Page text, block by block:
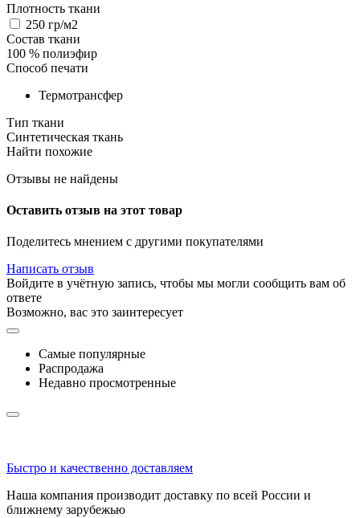
Плотность ткани
250 гр/м2
Состав ткани
100 % полиэфир
Способ печати
Термотрансфер
Тип ткани
Синтетическая ткань
Найти похожие
Отзывы не найдены
Оставить отзыв на этот товар
Поделитесь мнением с другими покупателями
Написать отзыв
Войдите в учётную запись, чтобы мы могли сообщить вам об
ответе
Возможно, вас это заинтересует
Самые популярные
Распродажа
Недавно просмотренные
Быстро и качественно доставляем
Наша компания производит доставку по всей России и
ближнему зарубежью